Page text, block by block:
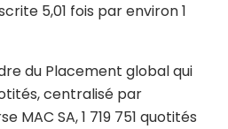
5,01 fois par environ 1
du Placement global qui
centralisé par
MAC SA, 1 719 751 quotités